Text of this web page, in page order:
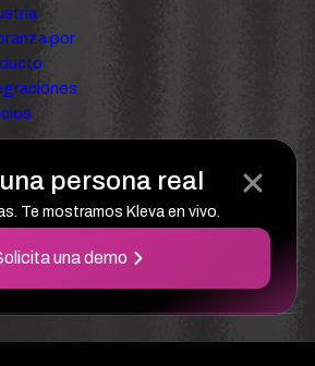
persona real
Te mostramos Kleva en vivo.
una demo
por